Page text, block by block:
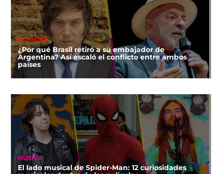
NOTICIAS
¿Por qué Brasil retiró a su embajador de
Argentina? Así escaló el conflicto entre ambos
países
MÚSICA
El lado musical de Spider-Man: 12 curiosidades